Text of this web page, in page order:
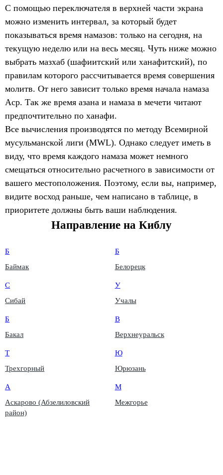
С помощью переключателя в верхней части экрана
можно изменить интервал, за который будет
показываться время намазов: только на сегодня, на
текущую неделю или на весь месяц. Чуть ниже можно
выбрать мазхаб (шафиитский или ханафитский), по
правилам которого рассчитывается время совершения
молитв. От него зависит только время начала намаза
Аср. Так же время азана и намаза в мечети читают
предпочтительно по ханафи.
Все вычисления производятся по методу Всемирной
мусульманской лиги (MWL). Однако следует иметь в
виду, что время каждого намаза может немного
смещаться относительно расчетного в зависимости от
вашего местоположения. Поэтому, если вы, например,
видите восход раньше, чем написано в таблице, в
приоритете должны быть ваши наблюдения.
Направление на Киблу
Б
Баймак
Б
Белорецк
С
Сибай
У
Учалы
Б
Бакал
В
Верхнеуральск
Т
Трехгорный
Ю
Юрюзань
А
Аскарово (Абзелиловский
район)
М
Межгорье